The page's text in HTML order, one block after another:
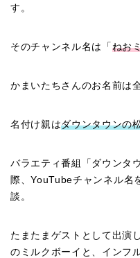
す。
そのチャンネル名は「 ねお
かまいたちさんのお名前は
名付け親はダウンタウンの
バラエティ番組「ダウンタ
際、YouTubeチャンネル名
談。
たまたまゲストとして出演
のミルクボーイと、インフ